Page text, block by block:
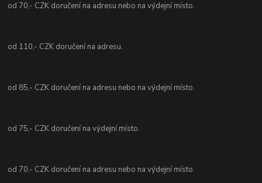
od 70,- CZK doručení na adresu nebo na výdejní místo.
od 110,- CZK doručení na adresu.
od 85,- CZK doručení na adresu nebo na výdejní místo.
od 75,- CZK doručení na výdejní místo.
od 70,- CZK doručení na adresu nebo na výdejní místo.